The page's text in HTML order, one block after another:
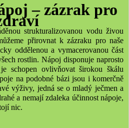
– zázrak pro
strukturalizovanou vodu živou
přirovnat k zázraku pro naše
oddělenou a vymacerovanou část
rostlin. Nápoj disponuje naprosto
schopen ovlivňovat širokou škálu
na podobné bázi jsou i komerčně
výživy, jedná se o mladý ječmen a
a nemají zdaleka účinnost nápoje,
nic.